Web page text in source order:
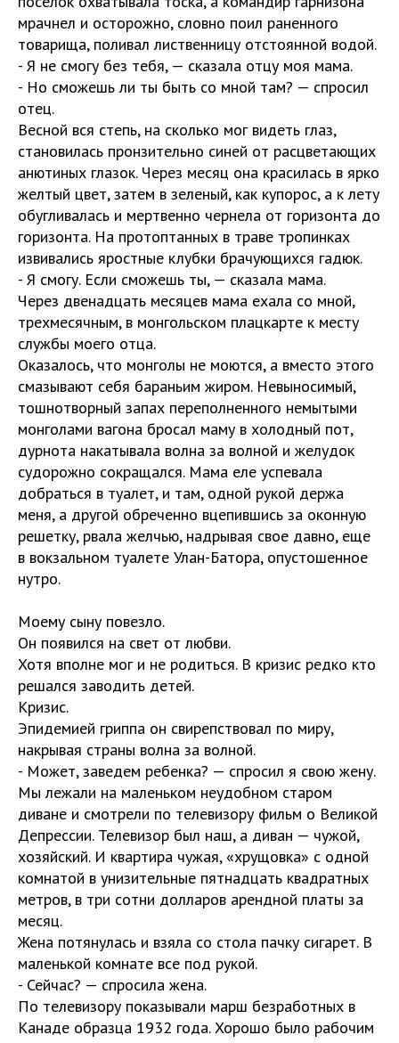
мрачнел и осторожно, словно поил раненного
товарища, поливал лиственницу отстоянной водой.
- Я не смогу без тебя, — сказала отцу моя мама.
- Но сможешь ли ты быть со мной там? — спросил
отец.
Весной вся степь, на сколько мог видеть глаз,
становилась пронзительно синей от расцветающих
анютиных глазок. Через месяц она красилась в ярко
желтый цвет, затем в зеленый, как купорос, а к лету
обугливалась и мертвенно чернела от горизонта до
горизонта. На протоптанных в траве тропинках
извивались яростные клубки брачующихся гадюк.
- Я смогу. Если сможешь ты, — сказала мама.
Через двенадцать месяцев мама ехала со мной,
трехмесячным, в монгольском плацкарте к месту
службы моего отца.
Оказалось, что монголы не моются, а вместо этого
смазывают себя бараньим жиром. Невыносимый,
тошнотворный запах переполненного немытыми
монголами вагона бросал маму в холодный пот,
дурнота накатывала волна за волной и желудок
судорожно сокращался. Мама еле успевала
добраться в туалет, и там, одной рукой держа
меня, а другой обреченно вцепившись за оконную
решетку, рвала желчью, надрывая свое давно, еще
в вокзальном туалете Улан-Батора, опустошенное
нутро.
Моему сыну повезло.
Он появился на свет от любви.
Хотя вполне мог и не родиться. В кризис редко кто
решался заводить детей.
Кризис.
Эпидемией гриппа он свирепствовал по миру,
накрывая страны волна за волной.
- Может, заведем ребенка? — спросил я свою жену.
Мы лежали на маленьком неудобном старом
диване и смотрели по телевизору фильм о Великой
Депрессии. Телевизор был наш, а диван — чужой,
хозяйский. И квартира чужая, «хрущовка» с одной
комнатой в унизительные пятнадцать квадратных
метров, в три сотни долларов арендной платы за
месяц.
Жена потянулась и взяла со стола пачку сигарет. В
маленькой комнате все под рукой.
- Сейчас? — спросила жена.
По телевизору показывали марш безработных в
Канаде образца 1932 года. Хорошо было рабочим